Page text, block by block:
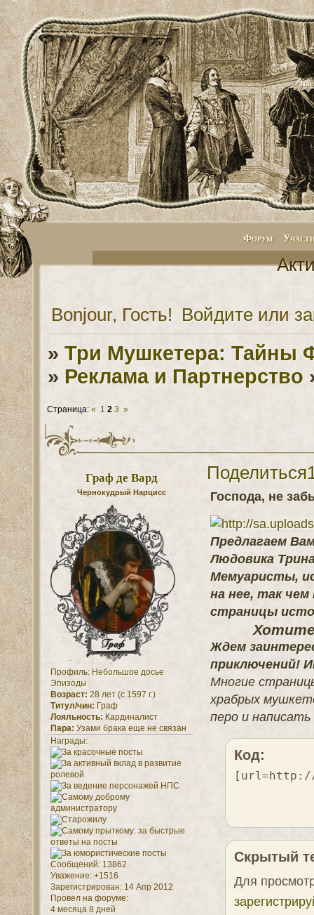
Форум
Bonjour, Гость! Войдите или
»Три Мушкетера: Тайны
» Реклама и Партнерство
Страница: « 1 2 3 »
Поделиться
Граф де Вард
Чернокудрый Нарцисс
Профиль: Небольшое досье
Эпизоды
Возраст: 28 лет (с 1597 г.)
Титул/чин: Граф
Лояльность: Кардиналист
Пара: Узами брака еще не связан
Награды:
Сообщений:13862
Уважение: +1516
Зарегистрирован: 14 Апр 2012
Провел на форуме:
4 месяца 8 дней
Господа, не
Предлагаем
Людовика
Мемуаристы,
на нее, так
страницы
Хотите
Ждем
приключений!
Многие
храбрых
перо и
Код:
[url=http://
Скрытый
Для